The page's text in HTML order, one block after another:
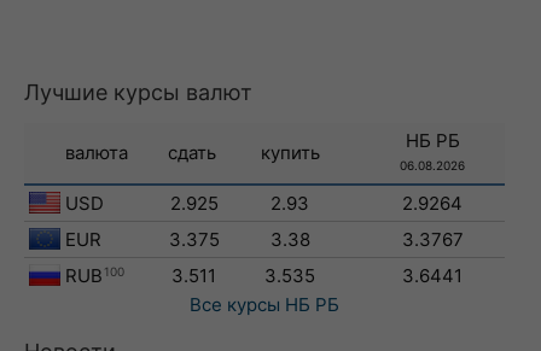
Лучшие курсы валют
валюта сдать купить
НБ РБ
06.08.2026
USD 2.925 2.93
2.9264
EUR
3.375 3.38
3.3767
RUB 100 3.511 3.535
3.6441
Все курсы НБ РБ